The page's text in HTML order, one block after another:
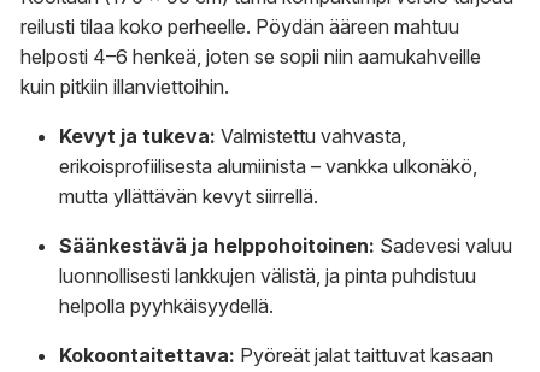
reilusti tilaa koko perheelle. Pöydän ääreen mahtuu
helposti 4–6 henkeä, joten se sopii niin aamukahveille
kuin pitkiin illanviettoihin.
Kevyt ja tukeva: Valmistettu vahvasta,
erikoisprofiilisesta alumiinista – vankka ulkonäkö,
mutta yllättävän kevyt siirrellä.
Säänkestävä ja helppohoitoinen: Sadevesi valuu
luonnollisesti lankkujen välistä, ja pinta puhdistuu
helpolla pyyhkäisyydellä.
Kokoontaitettava: Pyöreät jalat taittuvat kasaan